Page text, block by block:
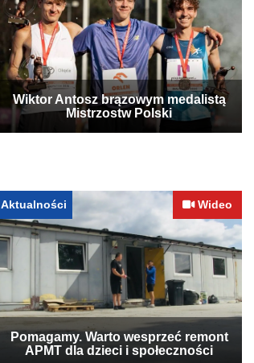
Wiktor Antosz brązowym medalistą
Mistrzostw Polski
Aktualności Wideo
Pomagamy. Warto wesprzeć remont
APMT dla dzieci i społeczności